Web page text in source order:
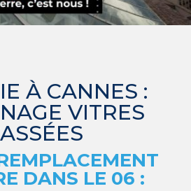
À CANNES :
VITRES
DANS LE 06 :